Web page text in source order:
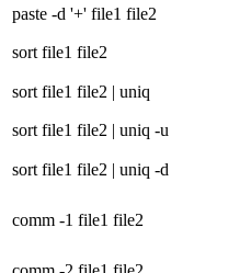
paste -d '+' file1 file2
sort file1 file2
sort file1 file2 | uniq
sort file1 file2 | uniq -u
sort file1 file2 | uniq -d
comm -1 file1 file2